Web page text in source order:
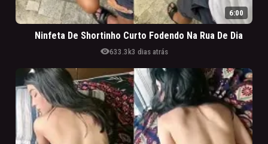
6:00
Ninfeta De Shortinho Curto Fodendo Na Rua De Dia
visibility633.3k3 dias atrás